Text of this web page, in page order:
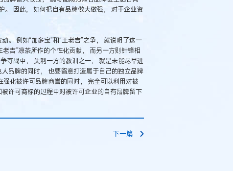
。 因此， 如何把自有品牌做大做强， 对于企业资
。 例如“加多宝”和“王老吉”之争， 就说明了这一
吉”凉茶所作的个性化贡献， 而另一方则针锋相
夺战中， 失利一方的教训之一， 就是未能尽早进
品牌的同时， 也要留意打造属于自己的独立品牌
化被许可品牌商誉的同时， 完全可以利用对被
许可商标的过程中对被许可企业的自有品牌留下
下一篇